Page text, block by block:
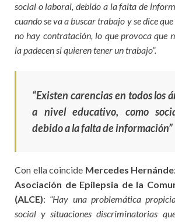
social o laboral, debido a la falta de
cuando se va a buscar trabajo y se dice que
no hay contratación, lo que provoca que
la padecen si quieren tener un trabajo”.
“Existen carencias en todos los
a nivel educativo, como
debido a la falta de información”
Con ella coincide Mercedes
Asociación de Epilepsia de la
(ALCE): “Hay una problemática
social y situaciones discriminatorias